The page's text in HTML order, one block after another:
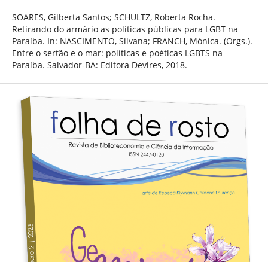
SOARES, Gilberta Santos; SCHULTZ, Roberta Rocha.
Retirando do armário as políticas públicas para LGBT na
Paraíba. In: NASCIMENTO, Silvana; FRANCH, Mónica. (Orgs.).
Entre o sertão e o mar: políticas e poéticas LGBTS na
Paraíba. Salvador-BA: Editora Devires, 2018.